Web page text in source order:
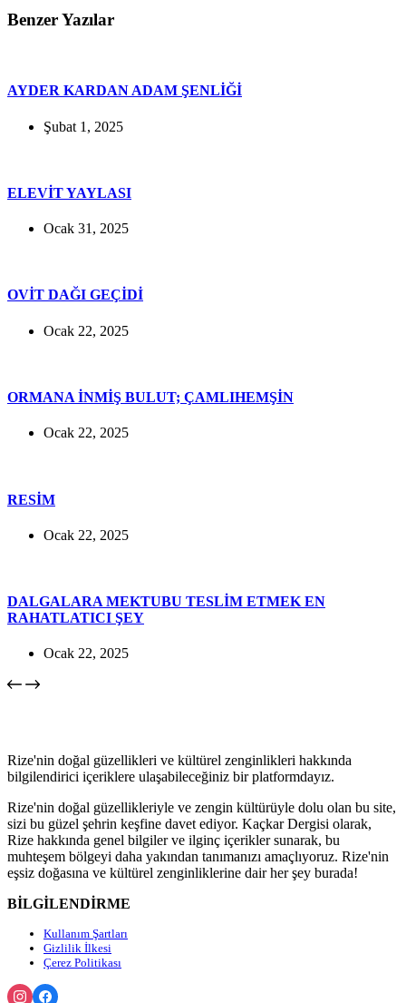
Benzer Yazılar
AYDER KARDAN ADAM ŞENLİĞİ
Şubat 1, 2025
ELEVİT YAYLASI
Ocak 31, 2025
OVİT DAĞI GEÇİDİ
Ocak 22, 2025
ORMANA İNMİŞ BULUT; ÇAMLIHEMŞİN
Ocak 22, 2025
RESİM
Ocak 22, 2025
DALGALARA MEKTUBU TESLİM ETMEK EN
RAHATLATICI ŞEY
Ocak 22, 2025
Rize'nin doğal güzellikleri ve kültürel zenginlikleri hakkında
bilgilendirici içeriklere ulaşabileceğiniz bir platformdayız.
Rize'nin doğal güzellikleriyle ve zengin kültürüyle dolu olan bu site,
sizi bu güzel şehrin keşfine davet ediyor. Kaçkar Dergisi olarak,
Rize hakkında genel bilgiler ve ilginç içerikler sunarak, bu
muhteşem bölgeyi daha yakından tanımanızı amaçlıyoruz. Rize'nin
eşsiz doğasına ve kültürel zenginliklerine dair her şey burada!
BİLGİLENDİRME
Kullanım Şartları
Gizlilik İlkesi
Çerez Politikası